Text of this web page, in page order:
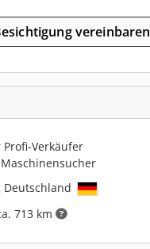
vereinbaren
Verkäufer
713 km